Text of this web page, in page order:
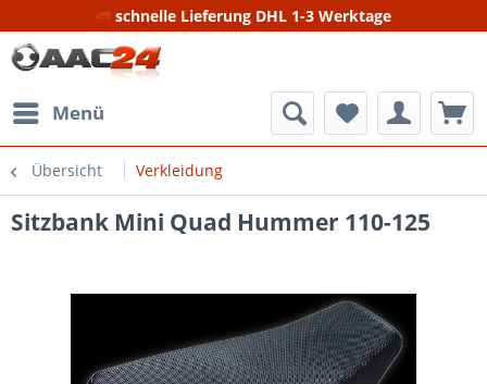
schnelle Lieferung DHL 1-3 Werktage
Menü
Übersicht Verkleidung
Sitzbank Mini Quad Hummer 110-125